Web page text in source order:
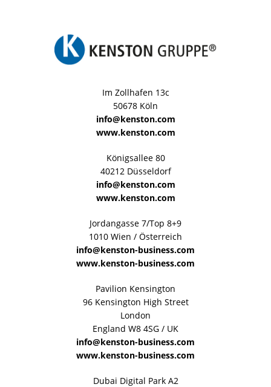
Im Zollhafen 13c
50678 Köln
info@kenston.com
www.kenston.com
Königsallee 80
40212 Düsseldorf
info@kenston.com
www.kenston.com
Jordangasse 7/Top 8+9
1010 Wien / Österreich
info@kenston-business.com
www.kenston-business.com
Pavilion Kensington
96 Kensington High Street
London
England W8 4SG / UK
info@kenston-business.com
www.kenston-business.com
Dubai Digital Park A2